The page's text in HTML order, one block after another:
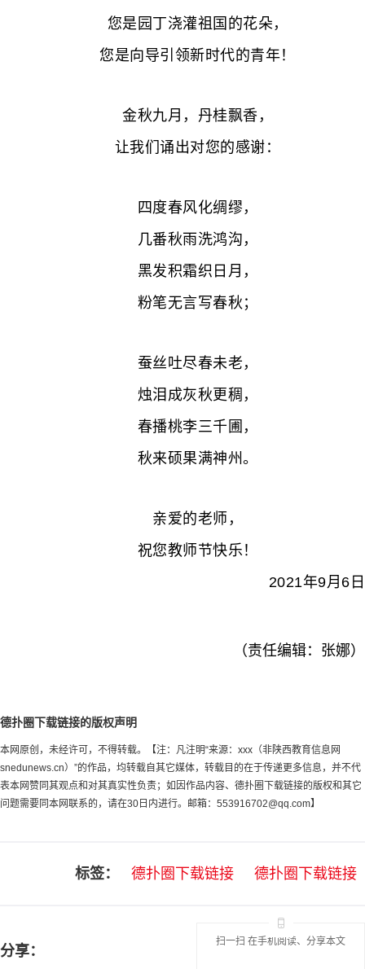
您是园丁浇灌祖国的花朵，
您是向导引领新时代的青年！
金秋九月，丹桂飘香，
让我们诵出对您的感谢：
四度春风化绸缪，
几番秋雨洗鸿沟，
黑发积霜织日月，
粉笔无言写春秋；
蚕丝吐尽春未老，
烛泪成灰秋更稠，
春播桃李三千圃，
秋来硕果满神州。
亲爱的老师，
祝您教师节快乐！
2021年9月6日
（责任编辑：张娜）
德扑圈下载链接的版权声明
本网原创，未经许可，不得转载。【注：凡注明“来源：xxx（非陕西教育信息网
snedunews.cn）”的作品，均转载自其它媒体，转载目的在于传递更多信息，并不代
表本网赞同其观点和对其真实性负责；如因作品内容、德扑圈下载链接的版权和其它
问题需要同本网联系的，请在30日内进行。邮箱： 553916702@qq.com】
标签： 德扑圈下载链接 德扑圈下载链接
分享：
扫一扫 在手机阅读、分享本文